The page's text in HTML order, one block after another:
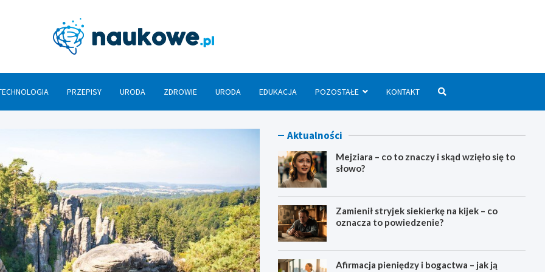
PRZEPISY URODA ZDROWIE URODA EDUKACJA POZOSTAŁE KONTAKT
Aktualności
Mejziara – co to znaczy i skąd wzięło się to
słowo?
Zamienił stryjek siekierkę na kijek – co
oznacza to powiedzenie?
Afirmacja pieniędzy i bogactwa – jak ją